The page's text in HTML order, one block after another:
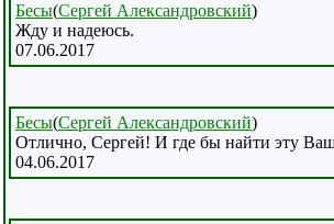
Бесы(Сергей Александровский)
Жду и надеюсь.
07.06.2017
Бесы(Сергей Александровский)
Отлично, Сергей! И где бы найти эту
04.06.2017